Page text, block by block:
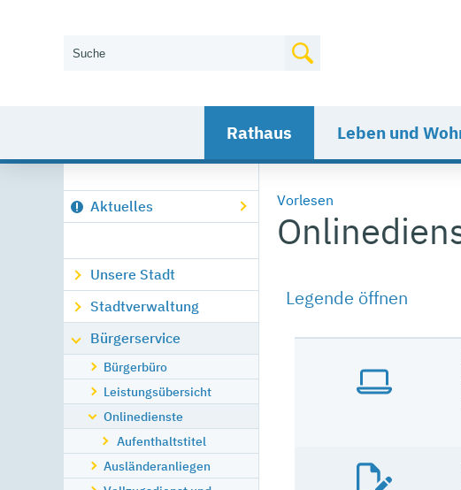
Rathaus Leben und
Aktuelles
Unsere Stadt
Stadtverwaltung
Bürgerservice
Bürgerbüro
Leistungsübersicht
Onlinedienste
Aufenthaltstitel
Ausländeranliegen
Vorlesen
Legende öffnen